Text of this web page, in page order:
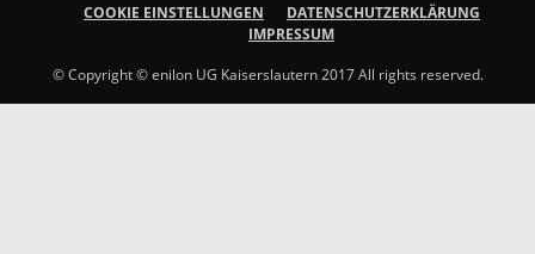
COOKIE EINSTELLUNGEN
DATENSCHUTZERKLÄRUNG
IMPRESSUM
© Copyright © enilon UG Kaiserslautern 2017 All rights reserved.